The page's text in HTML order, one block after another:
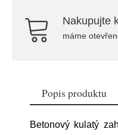
Nakupujte
máme
Popis produktu
Betonový kulatý